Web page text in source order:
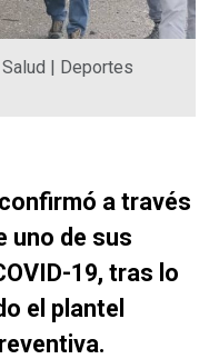
| Deportes
a través
uno de sus
19, tras lo
el plantel